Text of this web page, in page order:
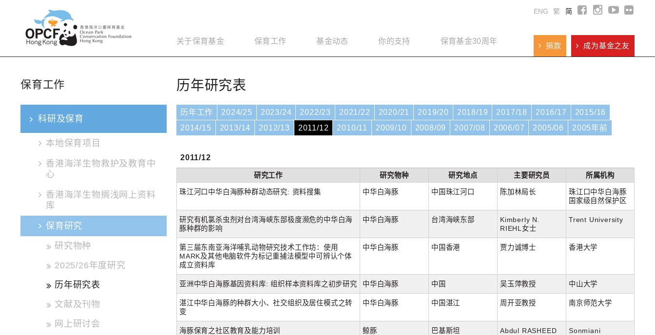
ENG 繁 简
关于保育基金 保育工作 基金动态 你的支持 保育基金30周年
成为基金之友
捐款
保育工作
科研及保育
本地保育项目
香港海洋生物救护及教育中
心
香港海洋生物搁浅网上资料
库
保育研究
研究物种
2025/26年度研究
历年研究表
文献及刊物
网上研讨会
历年研究表
历年工作 2024/25 2023/24 2022/23 2021/22 2020/21 2019/20 2018/19 2017/18 2016/17
2015/16
2014/15
2013/14 2012/13 2011/12 2010/11 2009/10 2008/09 2007/08 2006/07 2005/06 2005年前
2011/12
研究工作 研究物种 研究地点 主要研究员 所属机构
珠江河口中华白海豚种群动态研究: 资料搜集 中华白海豚 中国珠江河口 陈加林局长
珠江口中华白海豚
国家级自然保护区
研究有机氯杀虫剂对台湾海峡东部极度濒危的中华白海
豚种群的影响
中华白海豚 台湾海峡东部
Kimberly N.
RIEHL女士
Trent University
第三届东南亚海洋哺乳动物研究技术工作坊：使用
MARK及其他电脑软件为标记重捕法模型中可辨认个体
成立资料库
中华白海豚 中国香港 贾力诚博士 香港大学
亚洲中华白海豚基因资料库: 组织样本资料库之初步研究 中华白海豚 中国 吴玉萍教授 中山大学
湛江中华白海豚的种群大小、社交组织及居住模式之转
变
中华白海豚 中国湛江 周开亚教授 南京师范大学
海豚保育之社区教育及能力培训 鲸豚 巴基斯坦
Abdul RASHEED
Sonmiani